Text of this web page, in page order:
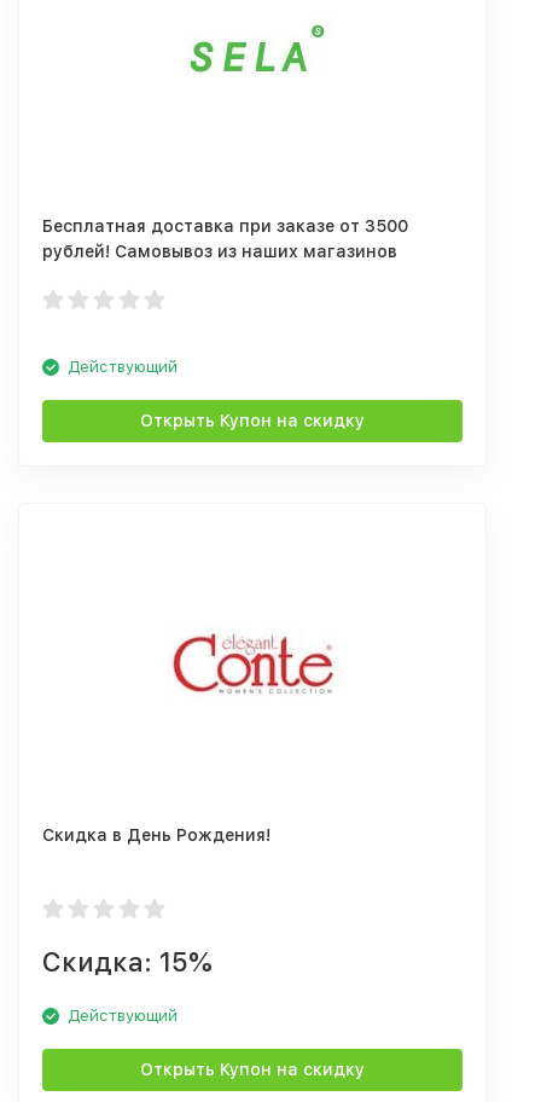
Бесплатная доставка при заказе от 3500
рублей! Самовывоз из наших магазинов
Действующий
Открыть Купон на скидку
Скидка в День Рождения!
Скидка: 15%
Действующий
Открыть Купон на скидку